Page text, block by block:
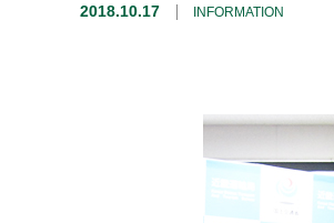
2018.10.17 INFORMATION